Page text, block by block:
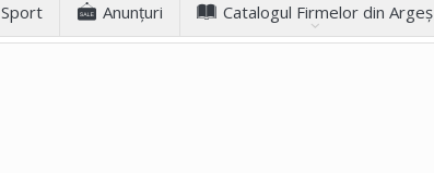
Sport Anunţuri Catalogul Firmelor din Argeș